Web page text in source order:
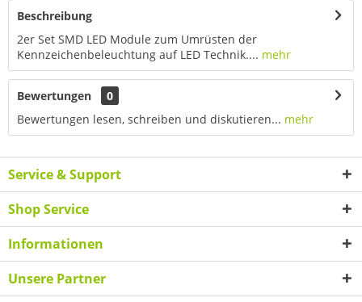
Beschreibung
2er Set SMD LED Module zum Umrüsten der
Kennzeichenbeleuchtung auf LED Technik.... mehr
Bewertungen
0
Bewertungen lesen, schreiben und diskutieren... mehr
Service & Support
Shop Service
Informationen
Unsere Partner